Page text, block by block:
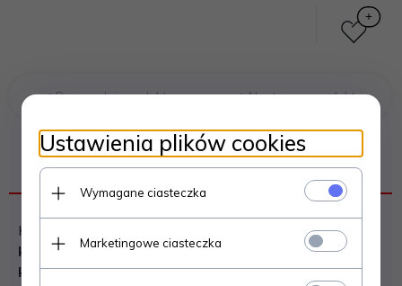
Poprzedni produkt Następny produkt
OPIS PRODUKTU
Kratka kominkowa stanowi
eleganckie zakończenie
kanałów rozprowadzających ciepłe powietrze z
kominka.Jest ona instalowana w ścianie lub w
Ustawienia plików cookies
Wymagane ciasteczka
Marketingowe ciasteczka